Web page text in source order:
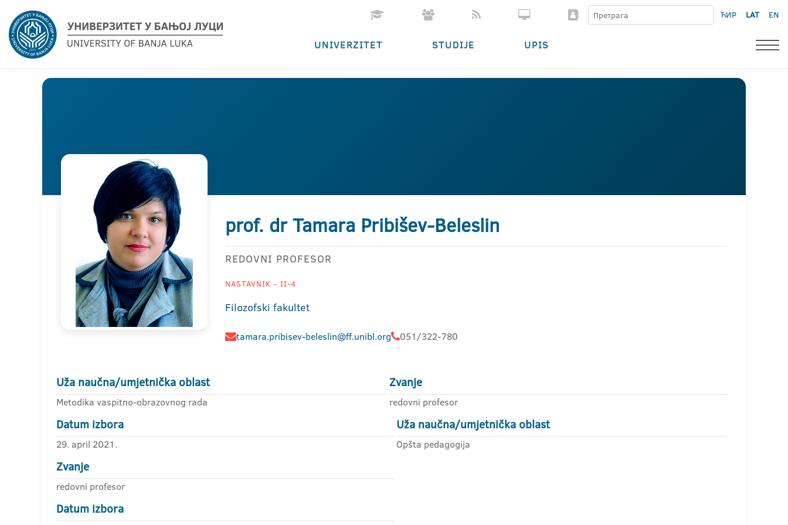
ЋИР LAT EN
UNIVERZITET STUDIJE UPIS
prof. dr Tamara Pribišev-Beleslin
REDOVNI PROFESOR
NASTAVNIK - II-4
Filozofski fakultet
tamara.pribisev-beleslin@ff.unibl.org 051/322-780
Uža naučna/umjetnička oblast
Metodika vaspitno-obrazovnog rada
Zvanje
redovni profesor
Datum izbora
29. april 2021.
Uža naučna/umjetnička oblast
Opšta pedagogija
Zvanje
redovni profesor
Datum izbora